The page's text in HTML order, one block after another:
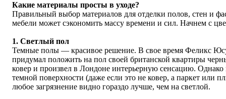
Какие материалы просты в уходе?
Правильный выбор материалов для отделки полов, стен и
мебели может сэкономить массу времени и сил. Начнем с
1. Светлый пол
Темные полы — красивое решение. В свое время Феликс
придумал положить на пол своей британской квартиры
ковер и произвел в Лондоне интерьерную сенсацию. Однако
темной поверхности (даже если это не ковер, а паркет или
любое загрязнение видно гораздо лучше, чем на светлой.